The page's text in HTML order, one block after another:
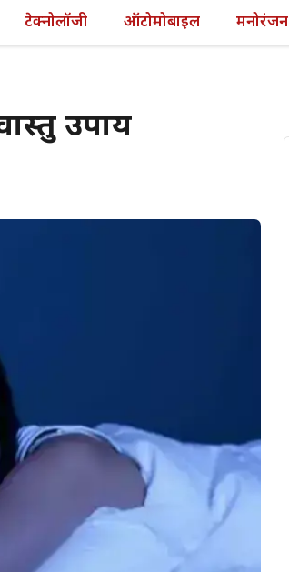
टेक्नोलॉजी ऑटोमोबाइल मनोरंजन
उपाय